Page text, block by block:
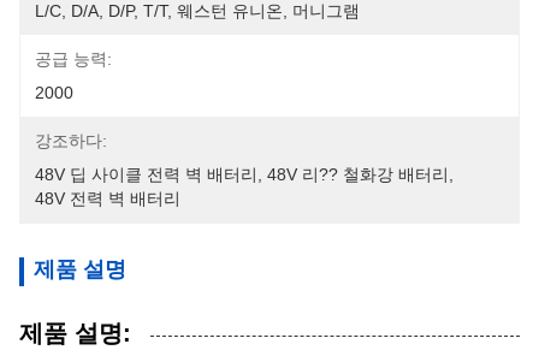
L/C, D/A, D/P, T/T, 웨스턴 유니온, 머니그램
공급 능력:
2000
강조하다:
48V 딥 사이클 전력 벽 배터리
48V 리?? 철화강 배터리
48V 전력 벽 배터리
제품 설명
제품 설명: